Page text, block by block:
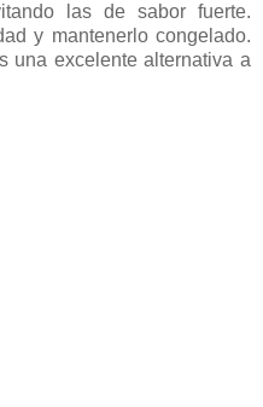
las de sabor fuerte.
y mantenerlo congelado.
una excelente alternativa a